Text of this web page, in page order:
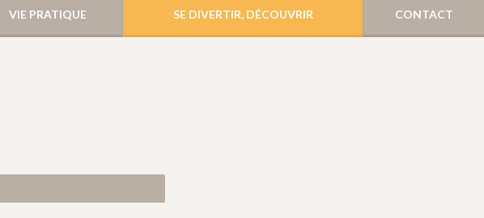
VIE PRATIQUE SE DIVERTIR, DÉCOUVRIR CONTACT